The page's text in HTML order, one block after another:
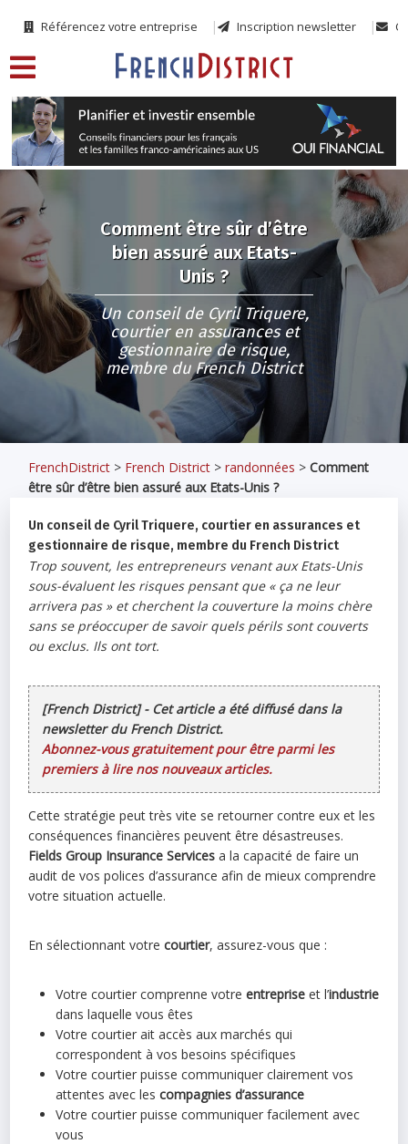
Référencez votre entreprise Inscription newsletter
Comment être sûr d’être
bien assuré aux Etats-
Unis ?
Un conseil de Cyril Triquere,
courtier en assurances et
gestionnaire de risque,
membre du French District
FrenchDistrict > French District >randonnées >Comment
être sûr d’être bien assuré aux Etats-Unis ?
Un conseil de Cyril Triquere, courtier en assurances et
gestionnaire de risque, membre du French District
Trop souvent, les entrepreneurs venant aux Etats-Unis
sous-évaluent les risques pensant que « ça ne leur
arrivera pas » et cherchent la couverture la moins chère
sans se préoccuper de savoir quels périls sont couverts
ou exclus. Ils ont tort.
[French District] - Cet article a été diffusé dans la
newsletter du French District.
Abonnez-vous gratuitement pour être parmi les
premiers à lire nos nouveaux articles.
Cette stratégie peut très vite se retourner contre eux et les
conséquences financières peuvent être désastreuses.
Fields Group Insurance Services a la capacité de faire un
audit de vos polices d’assurance afin de mieux comprendre
votre situation actuelle.
En sélectionnant votrecourtier, assurez-vous que :
Votre courtier comprenne votreentreprise et l’industrie
dans laquelle vous êtes
Votre courtier ait accès aux marchés qui
correspondent à vos besoins spécifiques
Votre courtier puisse communiquer clairement vos
attentes avec lescompagnies d’assurance
Votre courtier puisse communiquer facilement avec
vous